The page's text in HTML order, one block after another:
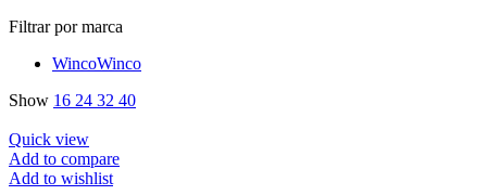
Filtrar por marca
WincoWinco
Show 16 24 32 40
Quick view
Add to compare
Add to wishlist